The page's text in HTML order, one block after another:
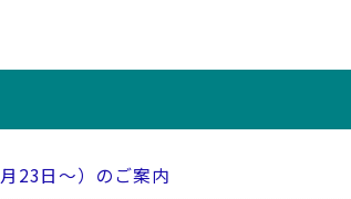
23日～）のご案内